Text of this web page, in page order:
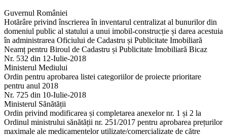
Guvernul României
Hotărâre privind înscrierea în inventarul centralizat al bunurilor din
domeniul public al statului a unui imobil-construcție și darea acestuia
în administrarea Oficiului de Cadastru și Publicitate Imobiliară
Neamț pentru Biroul de Cadastru și Publicitate Imobiliară Bicaz
Nr. 532 din 12-Iulie-2018
Ministerul Mediului
Ordin pentru aprobarea listei categoriilor de proiecte prioritare
pentru anul 2018
Nr. 725 din 10-Iulie-2018
Ministerul Sănătății
Ordin privind modificarea și completarea anexelor nr. 1 și 2 la
Ordinul ministrului sănătății nr. 251/2017 pentru aprobarea prețurilor
maximale ale medicamentelor utilizate/comercializate de către